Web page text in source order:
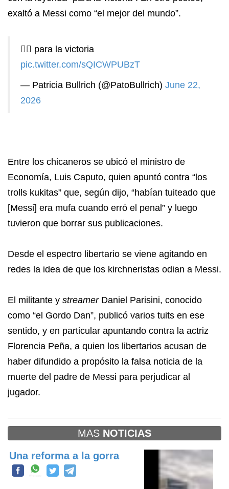
exaltó a Messi como “el mejor del mundo”.
✌🏼 para la victoria
pic.twitter.com/sQICWPUBzT
— Patricia Bullrich (@PatoBullrich) June 22,
2026
Entre los chicaneros se ubicó el ministro de
Economía, Luis Caputo, quien apuntó contra “los
trolls kukitas” que, según dijo, “habían tuiteado que
[Messi] era mufa cuando erró el penal” y luego
tuvieron que borrar sus publicaciones.
Desde el espectro libertario se viene agitando en
redes la idea de que los kirchneristas odian a Messi.
El militante y streamerDaniel Parisini, conocido
como “el Gordo Dan”, publicó varios tuits en ese
sentido, y en particular apuntando contra la actriz
Florencia Peña, a quien los libertarios acusan de
haber difundido a propósito la falsa noticia de la
muerte del padre de Messi para perjudicar al
jugador.
MAS NOTICIAS
Una reforma a la gorra